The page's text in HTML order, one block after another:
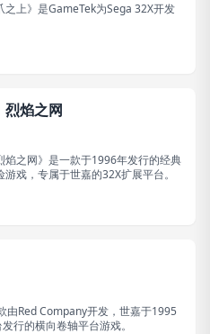
之上》是GameTek为Sega 32X开发
烈焰之网
焰之网》是一款于1996年发行的经典
戏，专属于世嘉的32X扩展平台。
由Red Company开发，世嘉于1995
行的横向卷轴平台游戏。